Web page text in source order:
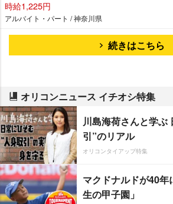
時給1,225円
アルバイト・パート / 神奈川県
続きはこちら
オリコンニュース イチオシ特集
川島海荷さんと学ぶ
引”のリアル
オリコンタイアップ特集
マクドナルドが40
生の甲子園」